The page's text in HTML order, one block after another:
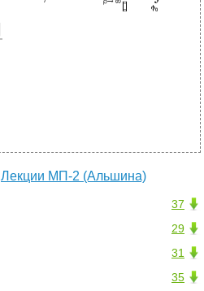
Лекции МП-2 (Альшина)
37
29
31
35